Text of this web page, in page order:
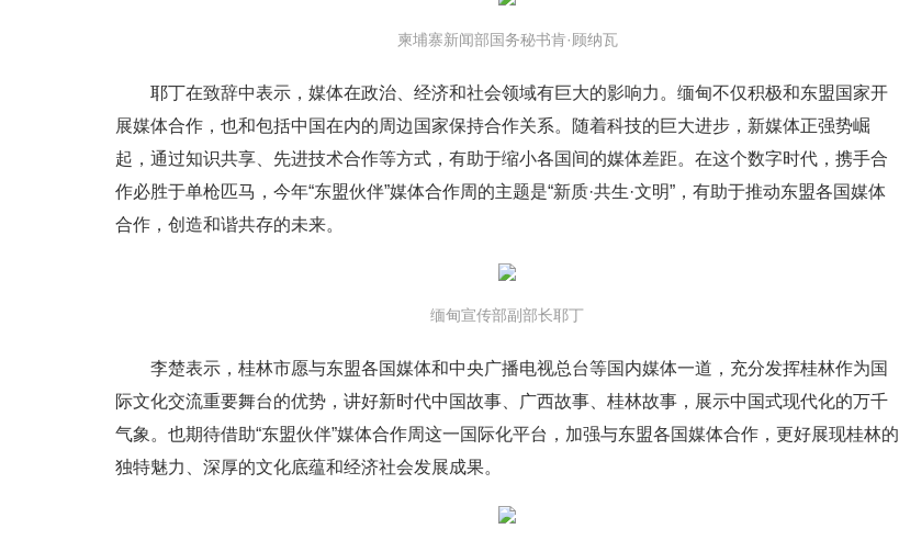
柬埔寨新闻部国务秘书肯·顾纳瓦
耶丁在致辞中表示，媒体在政治、经济和社会领域有巨大的影响力。缅甸不仅积极和东盟国家开
展媒体合作，也和包括中国在内的周边国家保持合作关系。随着科技的巨大进步，新媒体正强势崛
起，通过知识共享、先进技术合作等方式，有助于缩小各国间的媒体差距。在这个数字时代，携手合
作必胜于单枪匹马，今年“东盟伙伴”媒体合作周的主题是“新质·共生·文明”，有助于推动东盟各国媒体
合作，创造和谐共存的未来。
缅甸宣传部副部长耶丁
李楚表示，桂林市愿与东盟各国媒体和中央广播电视总台等国内媒体一道，充分发挥桂林作为国
际文化交流重要舞台的优势，讲好新时代中国故事、广西故事、桂林故事，展示中国式现代化的万千
气象。也期待借助“东盟伙伴”媒体合作周这一国际化平台，加强与东盟各国媒体合作，更好展现桂林的
独特魅力、深厚的文化底蕴和经济社会发展成果。